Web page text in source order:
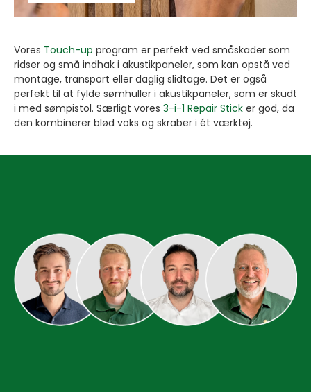
Vores Touch-up program er perfekt ved småskader som
ridser og små indhak i akustikpaneler, som kan opstå ved
montage, transport eller daglig slidtage. Det er også
perfekt til at fylde sømhuller i akustikpaneler, som er skudt
i med sømpistol. Særligt vores 3-i-1 Repair Stick er god, da
den kombinerer blød voks og skraber i ét værktøj.